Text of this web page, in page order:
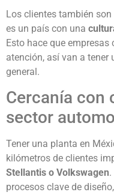
Los clientes también
es un país con una
Esto hace que empresas
atención, así van a tener
general.
Cercanía con
sector
Tener una planta en
kilómetros de clientes
Stellantis o Volkswagen
procesos clave de